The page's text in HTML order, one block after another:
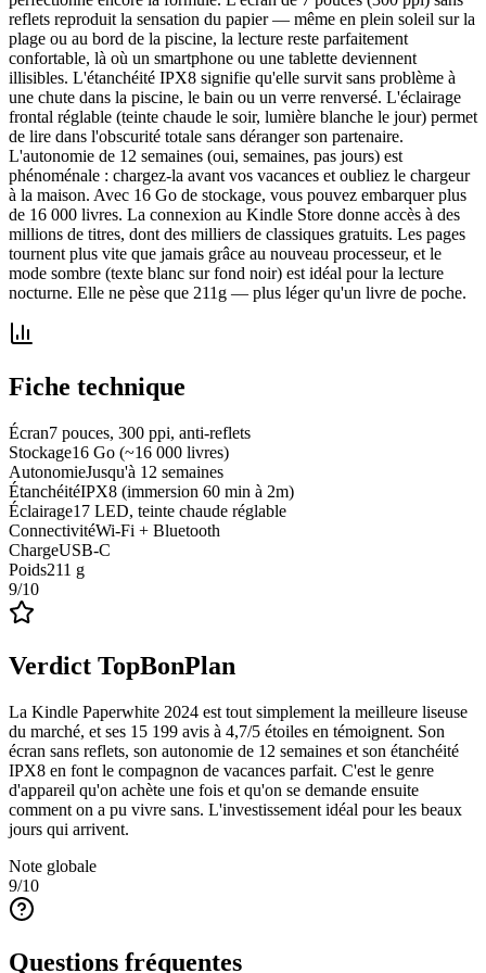
reflets reproduit la sensation du papier — même en plein soleil sur la
plage ou au bord de la piscine, la lecture reste parfaitement
confortable, là où un smartphone ou une tablette deviennent
illisibles. L'étanchéité IPX8 signifie qu'elle survit sans problème à
une chute dans la piscine, le bain ou un verre renversé. L'éclairage
frontal réglable (teinte chaude le soir, lumière blanche le jour) permet
de lire dans l'obscurité totale sans déranger son partenaire.
L'autonomie de 12 semaines (oui, semaines, pas jours) est
phénoménale : chargez-la avant vos vacances et oubliez le chargeur
à la maison. Avec 16 Go de stockage, vous pouvez embarquer plus
de 16 000 livres. La connexion au Kindle Store donne accès à des
millions de titres, dont des milliers de classiques gratuits. Les pages
tournent plus vite que jamais grâce au nouveau processeur, et le
mode sombre (texte blanc sur fond noir) est idéal pour la lecture
nocturne. Elle ne pèse que 211g — plus léger qu'un livre de poche.
Fiche technique
Écran7 pouces, 300 ppi, anti-reflets
Stockage16 Go (~16 000 livres)
AutonomieJusqu'à 12 semaines
ÉtanchéitéIPX8 (immersion 60 min à 2m)
Éclairage17 LED, teinte chaude réglable
ConnectivitéWi-Fi + Bluetooth
ChargeUSB-C
Poids211 g
9/10
Verdict TopBonPlan
La Kindle Paperwhite 2024 est tout simplement la meilleure liseuse
du marché, et ses 15 199 avis à 4,7/5 étoiles en témoignent. Son
écran sans reflets, son autonomie de 12 semaines et son étanchéité
IPX8 en font le compagnon de vacances parfait. C'est le genre
d'appareil qu'on achète une fois et qu'on se demande ensuite
comment on a pu vivre sans. L'investissement idéal pour les beaux
jours qui arrivent.
Note globale
9/10
Questions fréquentes